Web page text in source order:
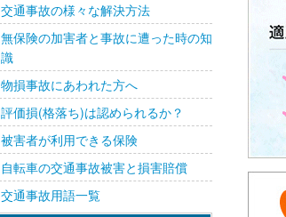
交通事故の様々な解決方法
無保険の加害者と事故に遭った時の知
識
物損事故にあわれた方へ
評価損(格落ち)は認められるか？
被害者が利用できる保険
自転車の交通事故被害と損害賠償
交通事故用語一覧